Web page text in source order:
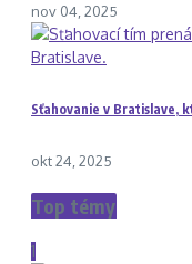
nov 04, 2025
Sťahovanie v Bratislave,
okt 24, 2025
Top témy
1